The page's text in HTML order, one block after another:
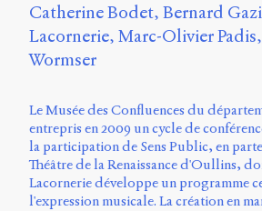
Catherine Bodet Bernard
Lacornerie Marc-Olivier Padis
Wormser
Le Musée des Confluences du
entrepris en 2009 un cycle de
la participation de Sens Public, en
Théâtre de la Renaissance d'Oullins,
Lacornerie développe un programme
l'expression musicale. La création en